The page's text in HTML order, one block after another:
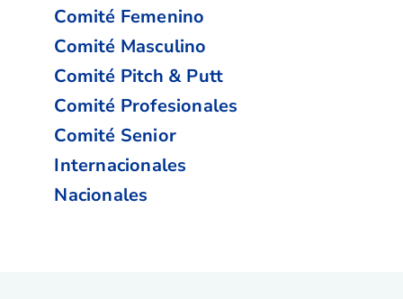
Comité Femenino
Comité Masculino
Comité Pitch & Putt
Comité Profesionales
Comité Senior
Internacionales
Nacionales